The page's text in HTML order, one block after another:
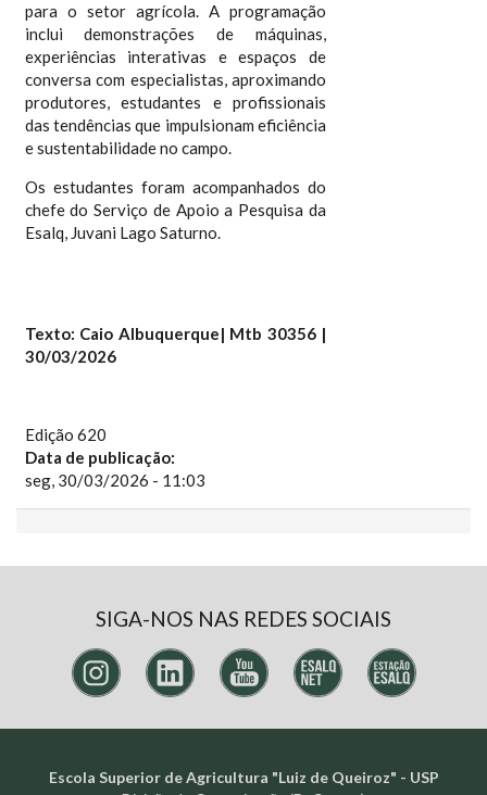
para o setor agrícola. A programação
inclui demonstrações de máquinas,
experiências interativas e espaços de
conversa com especialistas, aproximando
produtores, estudantes e profissionais
das tendências que impulsionam eficiência
e sustentabilidade no campo.
Os estudantes foram acompanhados do
chefe do Serviço de Apoio a Pesquisa da
Esalq, Juvani Lago Saturno.
Texto: Caio Albuquerque| Mtb 30356 |
30/03/2026
Edição 620
Data de publicação:
seg, 30/03/2026 - 11:03
SIGA-NOS NAS REDES SOCIAIS
Escola Superior de Agricultura "Luiz de Queiroz" - USP